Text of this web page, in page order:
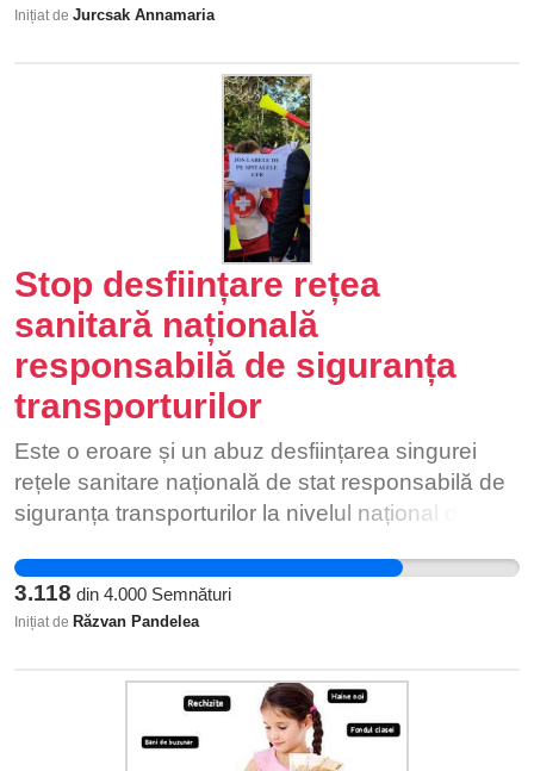
Inițiat de Jurcsak Annamaria
Stop desființare rețea
sanitară națională
responsabilă de siguranța
transporturilor
Este o eroare și un abuz desființarea singurei
rețele sanitare națională de stat responsabilă de
siguranța transporturilor la nivelul național dar și
accidentelor feroviare, rutiere, maritime poate
crește în loc să scadă
3.118 din 4.000 Semnături
Inițiat de Răzvan Pandelea